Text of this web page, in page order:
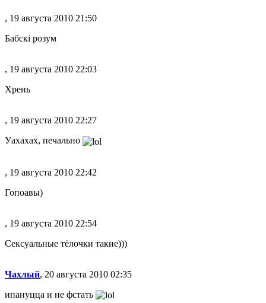
, 19 августа 2010 21:50
Бабскі розум
, 19 августа 2010 22:03
Хрень
, 19 августа 2010 22:27
Уахахах, печально
, 19 августа 2010 22:42
Гопоавы)
, 19 августа 2010 22:54
Сексуальные тёлочки такие)))
Чахлый, 20 августа 2010 02:35
ипануцца и не фстать